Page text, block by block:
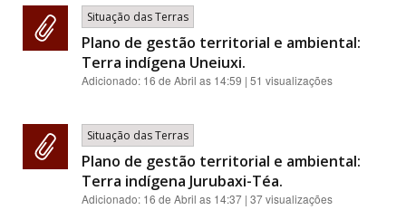
Situação das Terras
Plano de gestão territorial e ambiental:
Terra indígena Uneiuxi.
Adicionado: 16 de Abril as 14:59 | 51 visualizações
Situação das Terras
Plano de gestão territorial e ambiental:
Terra indígena Jurubaxi-Téa.
Adicionado: 16 de Abril as 14:37 | 37 visualizações